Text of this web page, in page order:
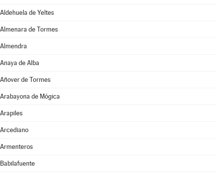
Aldehuela de Yeltes
Almenara de Tormes
Almendra
Anaya de Alba
Añover de Tormes
Arabayona de Mógica
Arapiles
Arcediano
Armenteros
Babilafuente